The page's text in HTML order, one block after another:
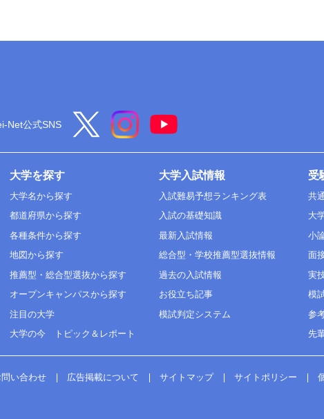
Net公式SNS
大学を探す
大学名から探す
都道府県から探す
各種条件から探す
地図から探す
推薦型・総合型選抜から探す
オープンキャンパスから探す
注目の大学
大学の今 トピック＆レポート
大学入試情報
入試難易予想ランキング表
入試の基礎知識
最新入試情報
総合型・学校推薦型選抜情報
過去の入試情報
お役立ち記事
模試判定システム
受
共
大
小
面
実
模
参
先
問い合わせ 広告掲載について サイトマップ サイトポリシー